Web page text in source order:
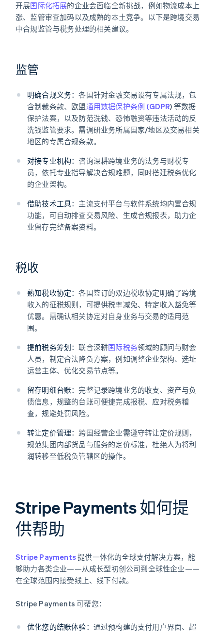
开展国际化拓展的企业会面临全新挑战，例如物流成本上
涨、监管审查加码以及成熟的本土竞争。以下是跨境交易
中合规监管与税务处理的相关建议。
监管
明确合规义务：各国针对金融交易设有专属法规，包
含制裁条款、欧盟通用数据保护条例 (GDPR) 等数据
保护法案，以及防范洗钱、恐怖融资等违法活动的反
洗钱监管要求。需调研业务所属国家/地区及交易相关
地区的专属合规条款。
对接专业机构： 咨询深耕跨境业务的法务与财税专
员，依托专业指导解决合规难题，同时搭建税务优化
的企业架构。
借助技术工具： 主流支付平台与软件系统均内置合规
功能，可自动排查交易风险、生成合规报表，助力企
业留存完整备案资料。
税收
熟知税收协定：各国签订的双边税收协定明确了跨境
收入的征税规则，可提供税率减免、特定收入豁免等
优惠。需确认相关协定对自身业务与交易的适用范
围。
提前税务筹划：联合深耕国际税务领域的顾问与财会
人员，制定合法降负方案，例如调整企业架构、选址
运营主体、优化交易节点等。
留存明细台账：完整记录跨境业务的收支、资产与负
债信息，规整的台账可便捷完成报税、应对税务稽
查，规避处罚风险。
转让定价管理： 跨国经营企业需遵守转让定价规则，
规范集团内部货品与服务的定价标准，杜绝人为将利
润转移至低税负管辖区的操作。
Stripe Payments 如何提
供帮助
Stripe Payments提供一体化的全球支付解决方案，能
够助力各类企业——从成长型初创公司到全球性企业——
在全球范围内接受线上、线下付款。
Stripe Payments 可帮您：
优化您的结账体验： 通过预构建的支付用户界面、超